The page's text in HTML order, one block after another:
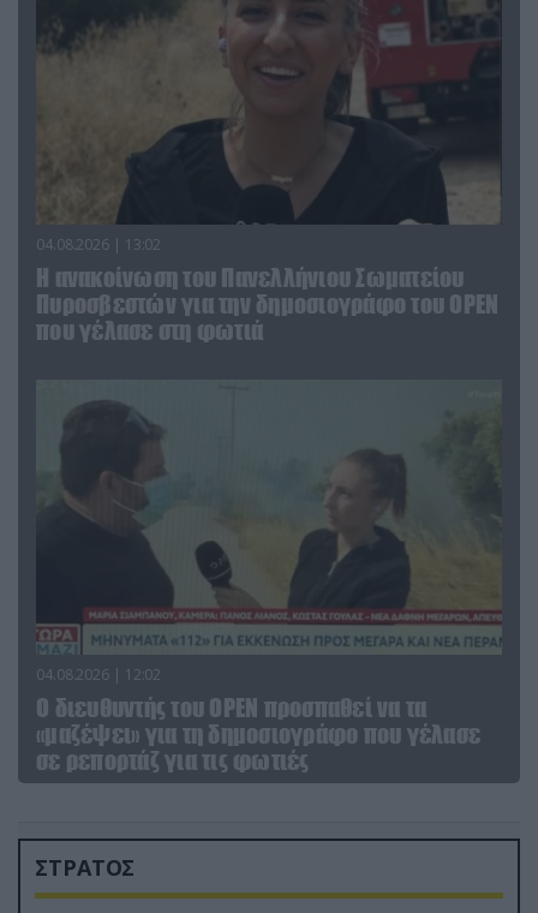
04.08.2026 | 13:02
Η ανακοίνωση του Πανελλήνιου Σωματείου
Πυροσβεστών για την δημοσιογράφο του OPEN
που γέλασε στη φωτιά
04.08.2026 | 12:02
O διευθυντής του OPEN προσπαθεί να τα
«μαζέψει» για τη δημοσιογράφο που γέλασε
σε ρεπορτάζ για τις φωτιές
ΣΤΡΑΤΟΣ